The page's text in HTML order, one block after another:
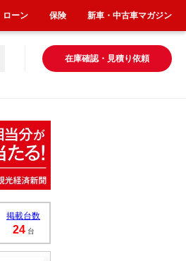
在庫確認・見積り依頼
掲載台数
24 台
ローン 保険 新車・中古車マガジン